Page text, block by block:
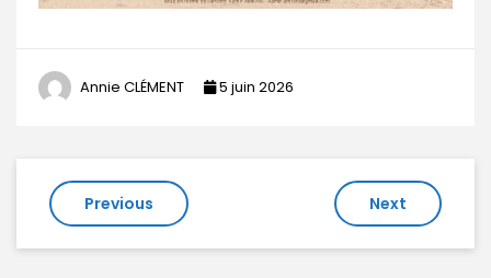
Annie CLÉMENT 5 juin 2026
Navigation
de
Previous Next